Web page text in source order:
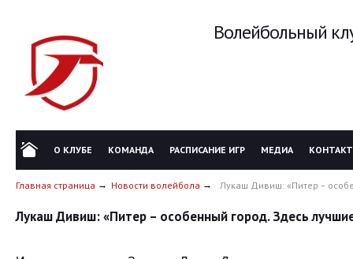
Волейбольный
О КЛУБЕ КОМАНДА РАСПИСАНИЕ ИГР МЕДИА
Главная страница Новости волейбола Лукаш Дивиш: «Питер –
Лукаш Дивиш: «Питер – особенный город. Здесь